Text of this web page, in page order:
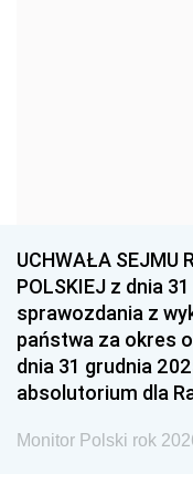
1939
1936
UCHWAŁA SEJMU
POLSKIEJ z dnia
sprawozdania z
państwa za okres
dnia 31 grudnia
absolutorium dla
Monitor Polski rok